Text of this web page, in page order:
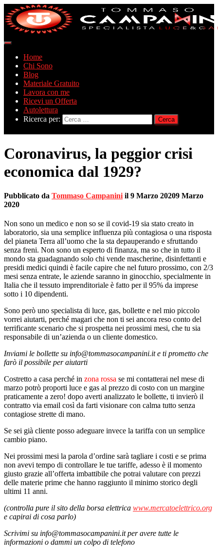
Navigazione
toggleHome
Chi Sono
Blog
Materiale Gratuito
Lavora con me
Ricevi un Offerta
Autolettura
Ricerca per:
Coronavirus, la peggior crisi
economica dal 1929?
Pubblicato da Tommaso Campanini il 9 Marzo 20209 Marzo
2020
Non sono un medico e non so se il covid-19 sia stato creato in
laboratorio, sia una semplice influenza più contagiosa o una risposta
del pianeta Terra all’uomo che la sta depauperando e sfruttando
senza freni. Non sono un esperto di finanza, ma so che in tutto il
mondo sta guadagnando solo chi vende mascherine, disinfettanti e
presidi medici quindi è facile capire che nel futuro prossimo, con 2/3
mesi senza entrate, le aziende saranno in ginocchio, specialmente in
Italia che il tessuto imprenditoriale è fatto per il 95% da imprese
sotto i 10 dipendenti.
Sono però uno specialista di luce, gas, bollette e nel mio piccolo
vorrei aiutarti, perché magari che non ti sei ancora reso conto del
terrificante scenario che si prospetta nei prossimi mesi, che tu sia
responsabile di un’azienda o un cliente domestico.
Inviami le bollette su info@tommasocampanini.it e ti prometto che
farò il possibile per aiutarti
Costretto a casa perché in zona rossa se mi contatterai nel mese di
marzo potrò proporti luce e gas al prezzo di costo con un margine
praticamente a zero! dopo averti analizzato le bollette, ti invierò il
contratto via email così da farti visionare con calma tutto senza
contagiose strette di mano.
Se sei già cliente posso adeguare invece la tariffa con un semplice
cambio piano.
Nei prossimi mesi la parola d’ordine sarà tagliare i costi e se prima
non avevi tempo di controllare le tue tariffe, adesso è il momento
giusto grazie all’offerta imbattibile che potrai valutare con prezzi
delle materie prime che hanno raggiunto il minimo storico degli
ultimi 11 anni.
(controlla pure il sito della borsa elettrica www.mercatoelettrico.org
e capirai di cosa parlo)
Scrivimi su info@tommasocampanini.it per avere tutte le
informazioni o dammi un colpo di telefono